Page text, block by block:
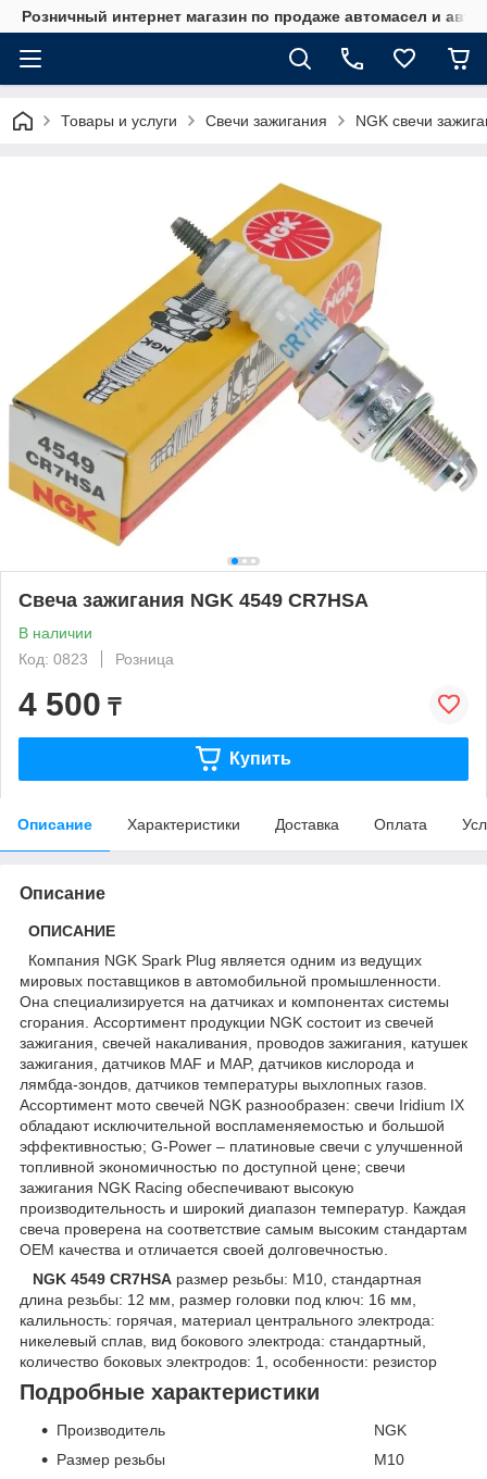
Розничный интернет магазин по продаже автомасел и
Товары и услуги Свечи зажигания NGK свечи
Свеча зажигания NGK 4549 CR7HSA
В наличии
Код: 0823
Розница
4 500 ₸
Купить
Описание Характеристики Доставка Оплата
Описание
ОПИСАНИЕ
Компания NGK Spark Plug является одним из ведущих
мировых поставщиков в автомобильной промышленности.
Она специализируется на датчиках и компонентах системы
сгорания. Ассортимент продукции NGK состоит из свечей
зажигания, свечей накаливания, проводов зажигания, катушек
зажигания, датчиков MAF и MAP, датчиков кислорода и
лямбда-зондов, датчиков температуры выхлопных газов.
Ассортимент мото свечей NGK разнообразен: свечи Iridium IX
обладают исключительной воспламеняемостью и большой
эффективностью; G-Power – платиновые свечи с улучшенной
топливной экономичностью по доступной цене; свечи
зажигания NGK Racing обеспечивают высокую
производительность и широкий диапазон температур. Каждая
свеча проверена на соответствие самым высоким стандартам
OEМ качества и отличается своей долговечностью.
NGK 4549 CR7HSA размер резьбы: М10, стандартная
длина резьбы: 12 мм, размер головки под ключ: 16 мм,
калильность: горячая, материал центрального электрода:
никелевый сплав, вид бокового электрода: стандартный,
количество боковых электродов: 1, особенности: резистор
Подробные характеристики
Производитель NGK
Размер резьбы М10